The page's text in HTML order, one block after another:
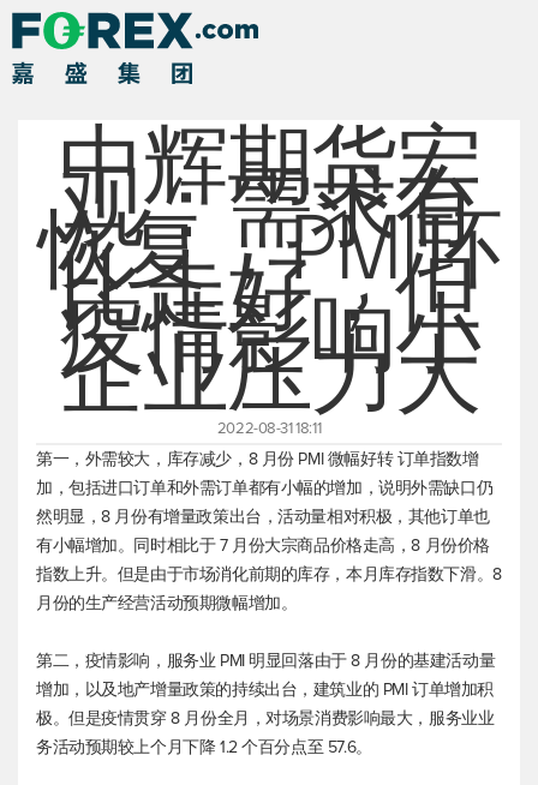
中辉期货宏
观：需求有
恢复，PMI环
比走好，但
疫情影响小
企业压力大
2022-08-31 18:11
第一，外需较大，库存减少，8 月份 PMI 微幅好转 订单指数增
加，包括进口订单和外需订单都有小幅的增加，说明外需缺口仍
然明显，8 月份有增量政策出台，活动量相对积极，其他订单也
有小幅增加。同时相比于 7 月份大宗商品价格走高，8 月份价格
指数上升。但是由于市场消化前期的库存，本月库存指数下滑。8
月份的生产经营活动预期微幅增加。
第二，疫情影响，服务业 PMI 明显回落由于 8 月份的基建活动量
增加，以及地产增量政策的持续出台，建筑业的 PMI 订单增加积
极。但是疫情贯穿 8 月份全月，对场景消费影响最大，服务业业
务活动预期较上个月下降 1.2 个百分点至 57.6。